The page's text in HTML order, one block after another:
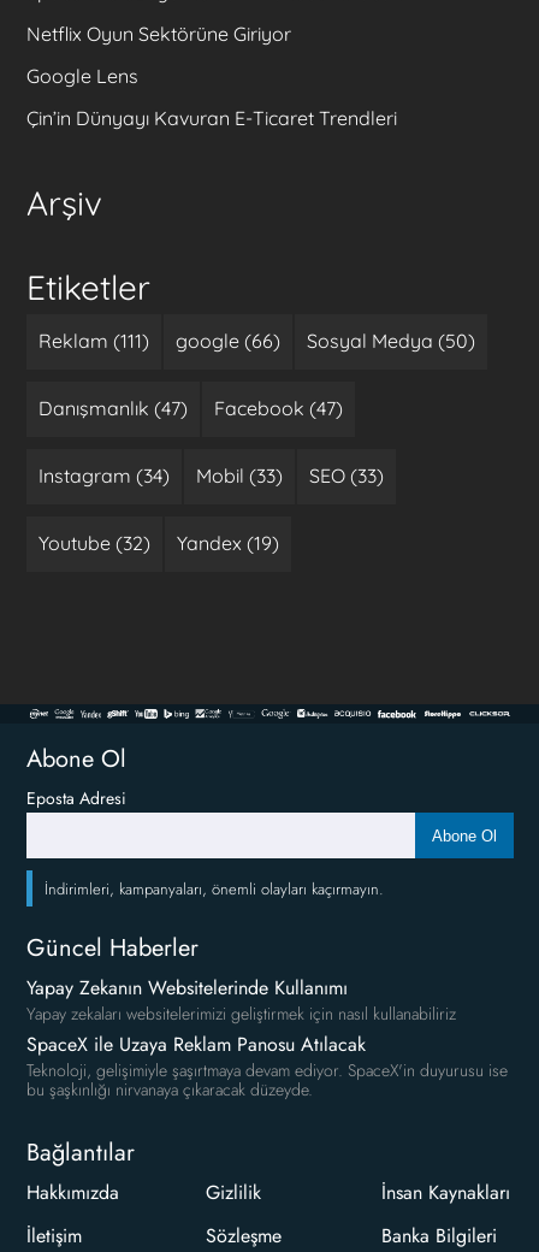
Netflix Oyun Sektörüne Giriyor
Google Lens
Çin’in Dünyayı Kavuran E-Ticaret Trendleri
Arşiv
Etiketler
Reklam (111) google (66) Sosyal Medya (50)
Danışmanlık (47) Facebook (47)
Instagram (34) Mobil (33) SEO (33)
Youtube (32) Yandex (19)
Abone Ol
Eposta Adresi
Abone Ol
İndirimleri, kampanyaları, önemli olayları kaçırmayın.
Güncel Haberler
Yapay Zekanın Websitelerinde Kullanımı
Yapay zekaları websitelerimizi geliştirmek için nasıl kullanabiliriz
SpaceX ile Uzaya Reklam Panosu Atılacak
Teknoloji, gelişimiyle şaşırtmaya devam ediyor. SpaceX'in duyurusu ise
bu şaşkınlığı nirvanaya çıkaracak düzeyde.
Bağlantılar
Hakkımızda
İletişim
Gizlilik
Sözleşme
İnsan Kaynakları
Banka Bilgileri